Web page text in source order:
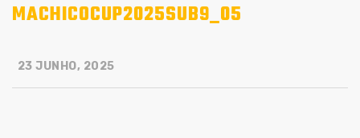
MACHICOCUP2025SUB9_05
23 JUNHO, 2025